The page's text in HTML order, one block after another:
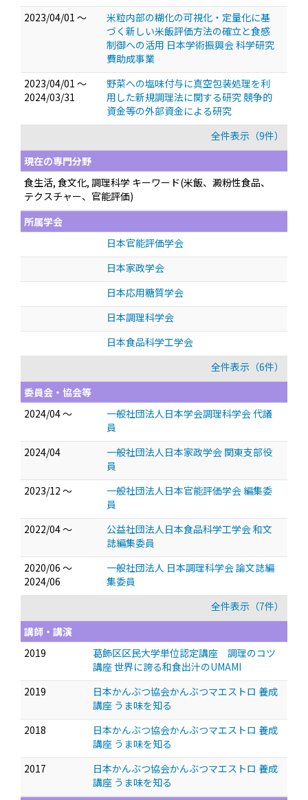
2023/04/01 ～
米粒内部の糊化の可視化・定量化に基
づく新しい米飯評価方法の確立と食感
制御への活用 日本学術振興会 科学研究
費助成事業
2023/04/01 ～
2024/03/31
野菜への塩味付与に真空包装処理を利
用した新規調理法に関する研究 競争的
資金等の外部資金による研究
全件表示（9件）
現在の専門分野
食生活, 食文化, 調理科学 キーワード(米飯、澱粉性食品、
テクスチャー、官能評価)
所属学会
日本官能評価学会
日本家政学会
日本応用糖質学会
日本調理科学会
日本食品科学工学会
全件表示（6件）
委員会・協会等
2024/04 ～
一般社団法人日本学会調理科学会 代議
員
2024/04
一般社団法人日本家政学会 関東支部役
員
2023/12 ～
一般社団法人日本官能評価学会 編集委
員
2022/04 ～
公益社団法人日本食品科学工学会 和文
誌編集委員
2020/06 ～
2024/06
一般社団法人 日本調理科学会 論文誌編
集委員
全件表示（7件）
講師・講演
2019
葛飾区区民大学単位認定講座 調理のコツ
講座 世界に誇る和食出汁のUMAMI
2019
日本かんぶつ協会かんぶつマエストロ 養成
講座 うま味を知る
2018
日本かんぶつ協会かんぶつマエストロ 養成
講座 うま味を知る
2017
日本かんぶつ協会かんぶつマエストロ 養成
講座 うま味を知る